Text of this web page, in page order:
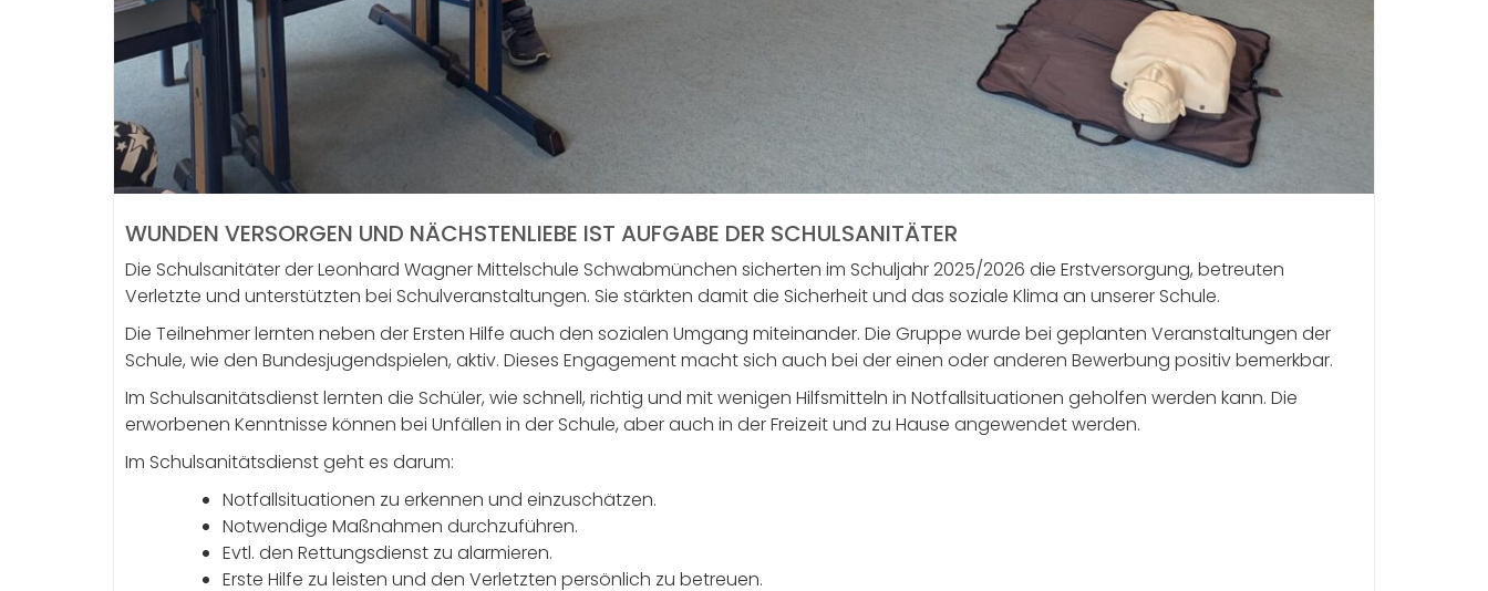
WUNDEN VERSORGEN UND NÄCHSTENLIEBE IST AUFGABE DER SCHULSANITÄTER
Die Schulsanitäter der Leonhard Wagner Mittelschule Schwabmünchen sicherten im Schuljahr 2025/2026 die Erstversorgung, betreuten
Verletzte und unterstützten bei Schulveranstaltungen. Sie stärkten damit die Sicherheit und das soziale Klima an unserer Schule.
Die Teilnehmer lernten neben der Ersten Hilfe auch den sozialen Umgang miteinander. Die Gruppe wurde bei geplanten Veranstaltungen der
Schule, wie den Bundesjugendspielen, aktiv. Dieses Engagement macht sich auch bei der einen oder anderen Bewerbung positiv bemerkbar.
Im Schulsanitätsdienst lernten die Schüler, wie schnell, richtig und mit wenigen Hilfsmitteln in Notfallsituationen geholfen werden kann. Die
erworbenen Kenntnisse können bei Unfällen in der Schule, aber auch in der Freizeit und zu Hause angewendet werden.
Im Schulsanitätsdienst geht es darum:
Notfallsituationen zu erkennen und einzuschätzen.
Notwendige Maßnahmen durchzuführen.
Evtl. den Rettungsdienst zu alarmieren.
Erste Hilfe zu leisten und den Verletzten persönlich zu betreuen.